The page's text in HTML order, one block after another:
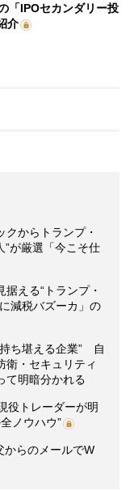
「IPOセカンダリー投
介
クからトランプ・
”が厳選「今こそ仕
える“トランプ・
減税バズーカ」の
ち堪える企業” 自
衛・セキュリティ
て明暗分かれる
役トレーダーが明
ノウハウ”
らのメールでW